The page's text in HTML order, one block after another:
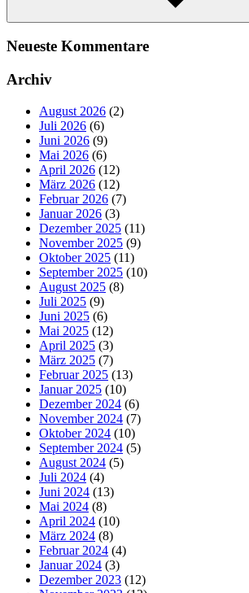
Suchen
Neueste Kommentare
Archiv
August 2026 (2)
Juli 2026 (6)
Juni 2026 (9)
Mai 2026 (6)
April 2026 (12)
März 2026 (12)
Februar 2026 (7)
Januar 2026 (3)
Dezember 2025 (11)
November 2025 (9)
Oktober 2025 (11)
September 2025 (10)
August 2025 (8)
Juli 2025 (9)
Juni 2025 (6)
Mai 2025 (12)
April 2025 (3)
März 2025 (7)
Februar 2025 (13)
Januar 2025 (10)
Dezember 2024 (6)
November 2024 (7)
Oktober 2024 (10)
September 2024 (5)
August 2024 (5)
Juli 2024 (4)
Juni 2024 (13)
Mai 2024 (8)
April 2024 (10)
März 2024 (8)
Februar 2024 (4)
Januar 2024 (3)
Dezember 2023 (12)